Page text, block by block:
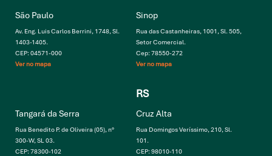
São Paulo
Av. Eng. Luis Carlos Berrini, 1748, Sl.
1403-1405.
CEP: 04571-000
Ver no mapa
Sinop
Rua das Castanheiras, 1001, Sl. 505,
Setor Comercial.
Cep: 78550-272
Ver no mapa
Tangará da Serra
Rua Benedito P. de Oliveira (05), n°
300-W, SL 03.
CEP: 78300-102
RS
Cruz Alta
Rua Domingos Veríssimo, 210, Sl.
101.
CEP: 98010-110